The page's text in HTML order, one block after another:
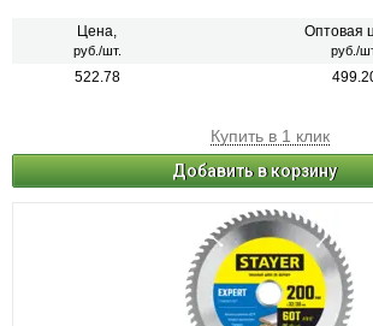
Цена,
руб./шт.
Оптовая
руб./
522.78
Купить в 1 клик
Добавить в корзину